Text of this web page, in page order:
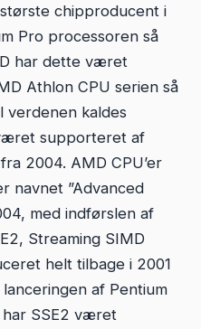
chipproducent i
Pro processoren så
har dette været
Athlon CPU serien så
verdenen kaldes
supporteret af
2004. AMD CPU’er
navnet ”Advanced
med indførslen af
Streaming SIMD
helt tilbage i 2001
af Pentium
SSE2 været